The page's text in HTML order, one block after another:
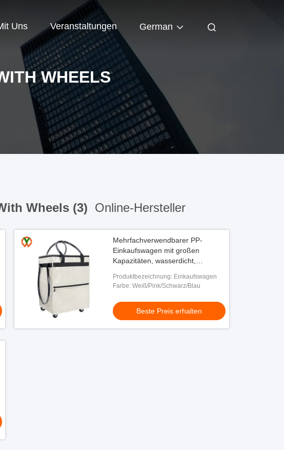
Uns Veranstaltungen German
WHEELS
Wheels (3) Online-Hersteller
Mehrfachverwendbarer PP-
Einkaufswagen mit großen
Kapazitäten, wasserdicht,
Shoppingreisen
Produktbezeichnung: Einkaufswagen
Farbe: Weiß/Pink/Schwarz/Blau
Beste Preis erhalten